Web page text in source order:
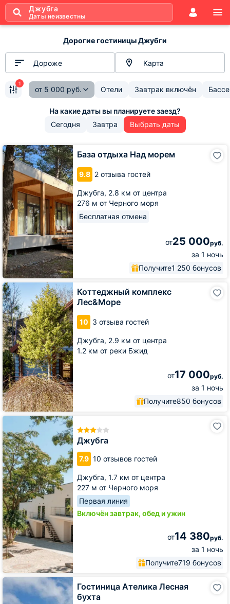
Джубга
Даты неизвестны
Дорогие гостиницы Джубги
Дороже Карта
от 5 000 руб. Отели Завтрак включён
1
Сегодня Завтра Выбрать даты
База отдыха Над морем
9.8 2 отзыва гостей
Джубга, 2.8 км от центра
276 м от Черного моря
Бесплатная отмена
от25 000руб.
за 1 ночь
Получите1 250 бонусов
База
отдыха
Над
морем
Коттеджный комплекс
Лес&Море
10 3 отзыва гостей
Джубга, 2.9 км от центра
1.2 км от реки Бжид
от17 000руб.
за 1 ночь
Получите850 бонусов
Коттеджный
комплекс
Лес&Море
Джубга
7.9 10 отзывов гостей
Джубга, 1.7 км от центра
227 м от Черного моря
Первая линия
Включён завтрак, обед и ужин
от14 380руб.
за 1 ночь
Получите719 бонусов
Джубга
Гостиница Ателика Лесная
бухта
Гостиница
Ателика
Лесная